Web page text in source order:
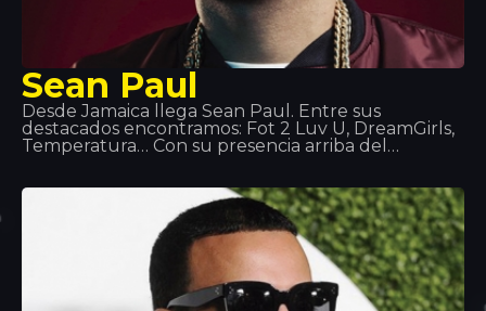
Sean Paul
Desde Jamaica llega Sean Paul. Entre sus
destacados encontramos: Fot 2 Luv U, DreamGirls,
Temperatura… Con su presencia arriba del
Tropics. Se dice que cuando no está en el
escenario o en el estudio, Sean Paul se pone al dia
con su viejo equipo de Waterpolo o se pone de
jefe de cocina, ya que ser chef es una de sus
grandes pasiones.